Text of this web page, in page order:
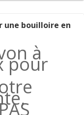
une bouilloire en
à
pour